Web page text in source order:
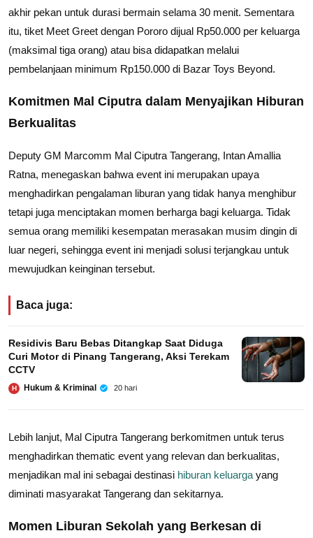
akhir pekan untuk durasi bermain selama 30 menit. Sementara
itu, tiket Meet Greet dengan Pororo dijual Rp50.000 per keluarga
(maksimal tiga orang) atau bisa didapatkan melalui
pembelanjaan minimum Rp150.000 di Bazar Toys Beyond.
Komitmen Mal Ciputra dalam Menyajikan Hiburan
Berkualitas
Deputy GM Marcomm Mal Ciputra Tangerang, Intan Amallia
Ratna, menegaskan bahwa event ini merupakan upaya
menghadirkan pengalaman liburan yang tidak hanya menghibur
tetapi juga menciptakan momen berharga bagi keluarga. Tidak
semua orang memiliki kesempatan merasakan musim dingin di
luar negeri, sehingga event ini menjadi solusi terjangkau untuk
mewujudkan keinginan tersebut.
Baca juga:
Residivis Baru Bebas Ditangkap Saat Diduga
Curi Motor di Pinang Tangerang, Aksi Terekam
CCTV
H Hukum & Kriminal 20 hari
Lebih lanjut, Mal Ciputra Tangerang berkomitmen untuk terus
menghadirkan thematic event yang relevan dan berkualitas,
menjadikan mal ini sebagai destinasi hiburan keluarga yang
diminati masyarakat Tangerang dan sekitarnya.
Momen Liburan Sekolah yang Berkesan di